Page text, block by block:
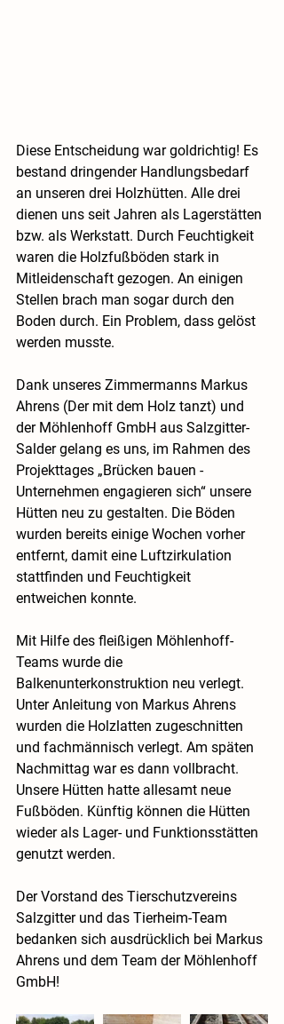
Diese Entscheidung war goldrichtig! Es
bestand dringender Handlungsbedarf
an unseren drei Holzhütten. Alle drei
dienen uns seit Jahren als Lagerstätten
bzw. als Werkstatt. Durch Feuchtigkeit
waren die Holzfußböden stark in
Mitleidenschaft gezogen. An einigen
Stellen brach man sogar durch den
Boden durch. Ein Problem, dass gelöst
werden musste.
Dank unseres Zimmermanns Markus
Ahrens (Der mit dem Holz tanzt) und
der Möhlenhoff GmbH aus Salzgitter-
Salder gelang es uns, im Rahmen des
Projekttages „Brücken bauen -
Unternehmen engagieren sich“ unsere
Hütten neu zu gestalten. Die Böden
wurden bereits einige Wochen vorher
entfernt, damit eine Luftzirkulation
stattfinden und Feuchtigkeit
entweichen konnte.
Mit Hilfe des fleißigen Möhlenhoff-
Teams wurde die
Balkenunterkonstruktion neu verlegt.
Unter Anleitung von Markus Ahrens
wurden die Holzlatten zugeschnitten
und fachmännisch verlegt. Am späten
Nachmittag war es dann vollbracht.
Unsere Hütten hatte allesamt neue
Fußböden. Künftig können die Hütten
wieder als Lager- und Funktionsstätten
genutzt werden.
Der Vorstand des Tierschutzvereins
Salzgitter und das Tierheim-Team
bedanken sich ausdrücklich bei Markus
Ahrens und dem Team der Möhlenhoff
GmbH!